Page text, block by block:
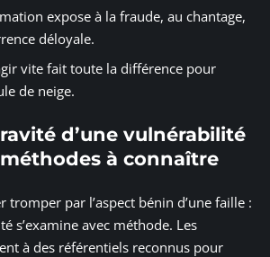
expose à la fraude, au chantage,
déloyale.
vite fait toute la différence pour
de neige.
d’une vulnérabilité
à connaître
tromper par l’aspect bénin d’une faille :
s’examine avec méthode. Les
à des référentiels reconnus pour